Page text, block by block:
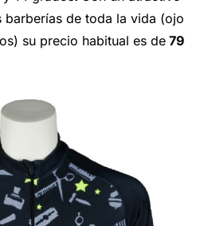
barberías de toda la vida (ojo
su precio habitual es de 79